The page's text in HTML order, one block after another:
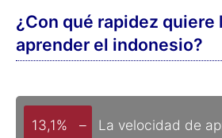
¿Con qué rapidez quiere
aprender el indonesio?
13,1% – La velocidad de